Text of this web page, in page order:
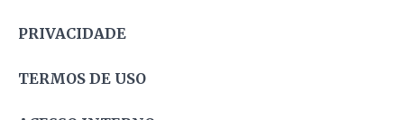
PRIVACIDADE
TERMOS DE USO